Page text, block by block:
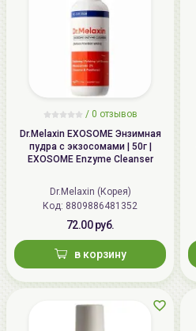
/ 0 отзывов
Dr.Melaxin EXOSOME Энзимная
пудра с экзосомами | 50г |
EXOSOME Enzyme Cleanser
Dr.Melaxin (Корея)
Код: 8809886481352
72.00 руб.
в корзину